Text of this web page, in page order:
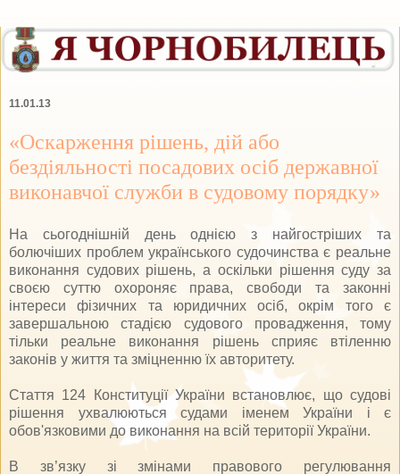
11.01.13
«Оскарження рішень, дій або
бездіяльності посадових осіб державної
виконавчої служби в судовому порядку»
На сьогоднішній день однією з найгостріших та
болючіших проблем українського судочинства є реальне
виконання судових рішень, а оскільки рішення суду за
своєю суттю охороняє права, свободи та законні
інтереси фізичних та юридичних осіб, окрім того є
завершальною стадією судового провадження, тому
тільки реальне виконання рішень сприяє втіленню
законів у життя та зміцненню їх авторитету.
Стаття 124 Конституції України встановлює, що судові
рішення ухвалюються судами іменем України і є
обов'язковими до виконання на всій території України.
В зв’язку зі змінами правового регулювання